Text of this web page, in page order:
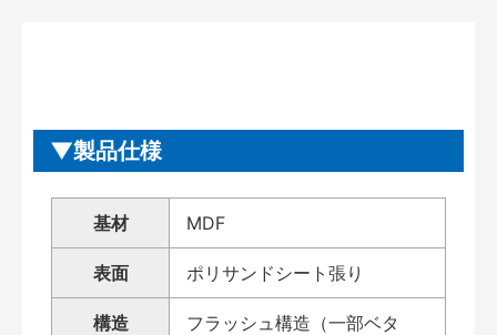
製品仕様
基材 MDF
表面 ポリサンドシート張り
構造
フラッシュ構造（一部ベタ